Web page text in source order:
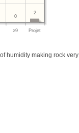
≥9 Projet
2
0
humidity making rock very